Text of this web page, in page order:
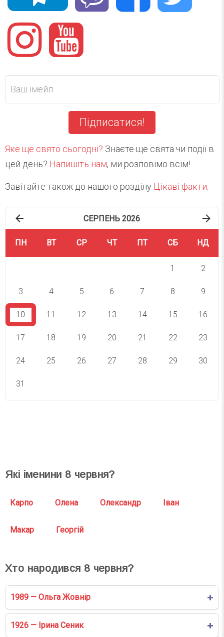
Підписатися!
Яке ще свято сьогодні? Знаєте ще свята чи події в
цей день? Напишіть нам, ми розповімо всім!
Завітайте також до нашого розділу Цікаві факти
СЕРПЕНЬ 2026
ПН ВТ СР ЧТ ПТ СБ НД
1 2
3 4 5 6 7 8 9
10 11 12 13 14 15 16
17 18 19 20 21 22 23
24 25 26 27 28 29 30
31
Які іменини 8 червня?
Карпо Олена Олександр Іван
Макар Георгій
Хто народився 8 червня?
1989 — Ольга Жовнір
1926 — Ірина Сеник